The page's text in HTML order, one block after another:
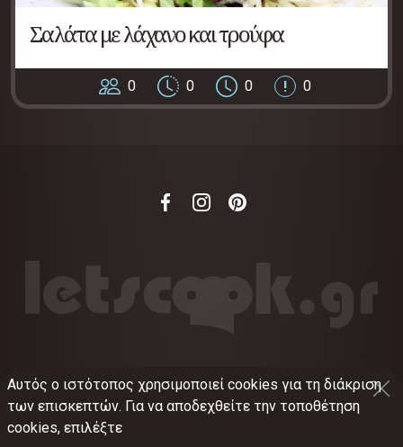
Σαλάτα με λάχανο και τρούφα
0 0 0 0
©2012-2026 LETSCOOK.GRΑριθμός ΓΕΜΗ:
021375326001
Όροι χρήσης•Πολιτική απορρήτου
Αυτός ο ιστότοπος χρησιμοποιεί cookies για τη διάκριση
των επισκεπτών. Για να αποδεχθείτε την τοποθέτηση
cookies, επιλέξτε